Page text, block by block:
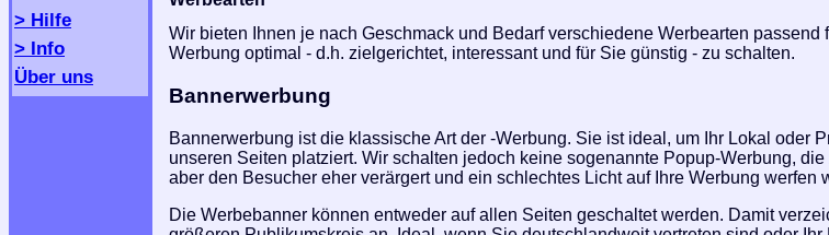
> Hilfe
> Info
Über uns
Wir bieten Ihnen je nach Geschmack und Bedarf verschiedene Werbearten
Werbung optimal - d.h. zielgerichtet, interessant und für Sie günstig - zu schalten.
Bannerwerbung
Bannerwerbung ist die klassische Art der -Werbung. Sie ist ideal, um Ihr Lokal oder
unseren Seiten platziert. Wir schalten jedoch keine sogenannte Popup-Werbung,
aber den Besucher eher verärgert und ein schlechtes Licht auf Ihre Werbung werfen
Die Werbebanner können entweder auf allen Seiten geschaltet werden. Damit